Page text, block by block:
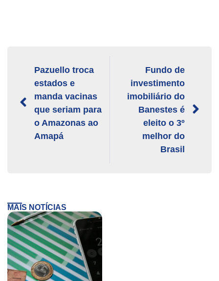
Pazuello troca
estados e
manda vacinas
que seriam para
o Amazonas ao
Amapá
Fundo de
investimento
imobiliário do
Banestes é
eleito o 3º
melhor do
Brasil
MAIS NOTÍCIAS